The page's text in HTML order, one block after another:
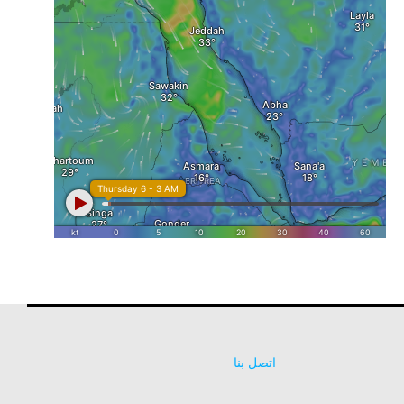
اتصل بنا